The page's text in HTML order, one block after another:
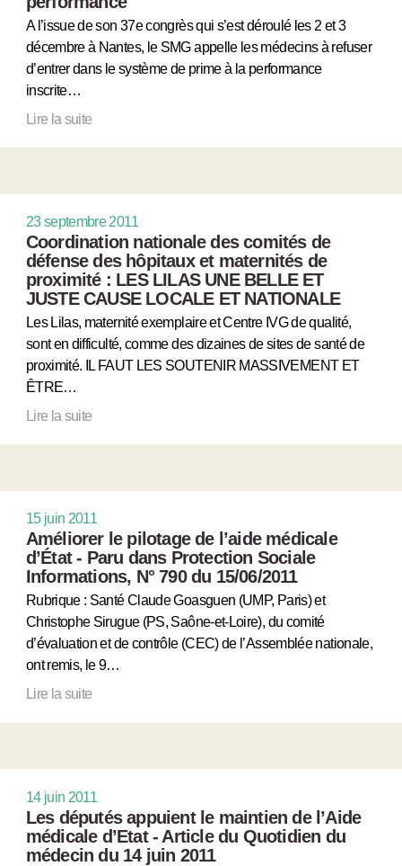
A l’issue de son 37e congrès qui s’est déroulé les 2 et 3
décembre à Nantes, le SMG appelle les médecins à refuser
d’entrer dans le système de prime à la performance
inscrite…
Lire la suite
23 septembre 2011
Coordination nationale des comités de
défense des hôpitaux et maternités de
proximité : LES LILAS UNE BELLE ET
JUSTE CAUSE LOCALE ET NATIONALE
Les Lilas, maternité exemplaire et Centre IVG de qualité,
sont en difficulté, comme des dizaines de sites de santé de
proximité. IL FAUT LES SOUTENIR MASSIVEMENT ET
ÊTRE…
Lire la suite
15 juin 2011
Améliorer le pilotage de l’aide médicale
d’État - Paru dans Protection Sociale
Informations, N° 790 du 15/06/2011
Rubrique : Santé Claude Goasguen (UMP, Paris) et
Christophe Sirugue (PS, Saône-et-Loire), du comité
d’évaluation et de contrôle (CEC) de l’Assemblée nationale,
ont remis, le 9…
Lire la suite
14 juin 2011
Les députés appuient le maintien de l’Aide
médicale d’Etat - Article du Quotidien du
médecin du 14 juin 2011